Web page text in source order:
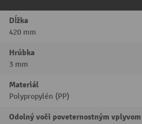
Dĺžka
420 mm
Hrúbka
3 mm
Materiál
Polypropylén (PP)
Odolný voči poveternostným vplyvom